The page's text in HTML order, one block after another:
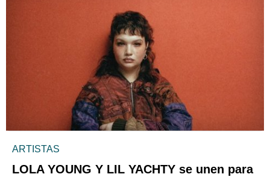
ARTISTAS
LOLA YOUNG Y LIL YACHTY se unen para